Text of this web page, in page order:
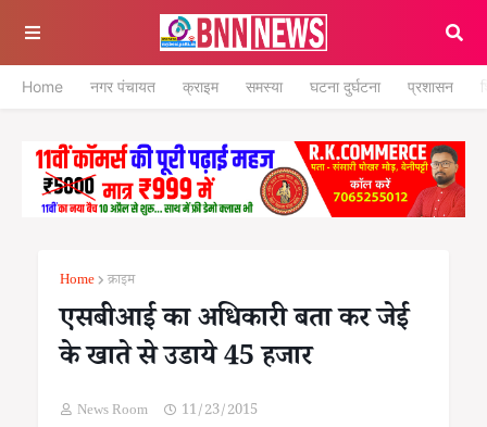
Home नगर पंचायत क्राइम समस्या घटना दुर्घटना प्रशासन
Home क्राइम
एसबीआई का अधिकारी बता कर जेई
के खाते से उडाये 45 हजार
News Room 11/23/2015